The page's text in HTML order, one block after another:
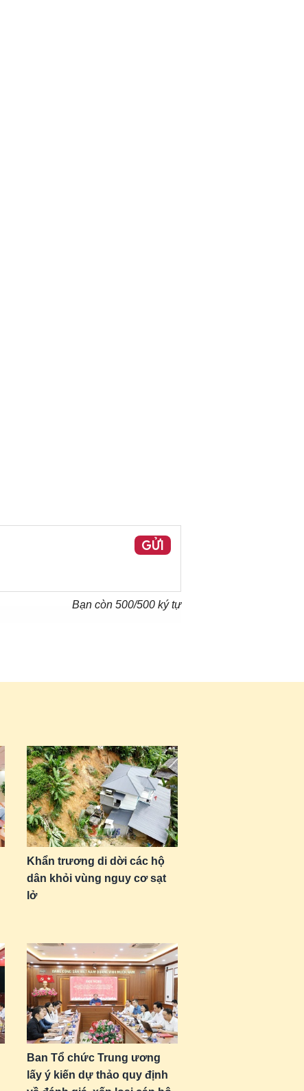
GỬI
Bạn còn 500/500 ký tự
Khẩn trương di dời các hộ
dân khỏi vùng nguy cơ sạt
lở
Ban Tổ chức Trung ương
lấy ý kiến dự thảo quy định